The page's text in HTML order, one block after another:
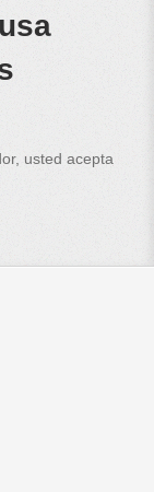
usted acepta